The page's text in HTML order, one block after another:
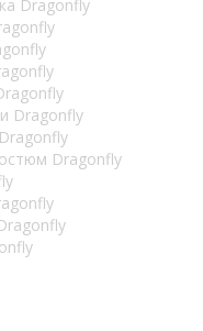
Dragonfly
Dragonfly
Dragonfly